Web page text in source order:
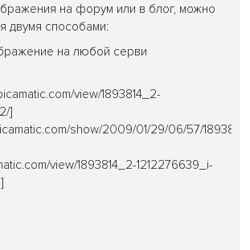
на форум или в блог, можно
двумя способами:
на любой серви
view/1893814_2-
]
show/2009/01/29/06/57/
view/1893814_2-1212276639_i-